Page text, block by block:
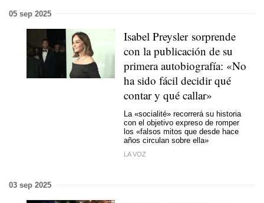
05 sep 2025
Isabel Preysler sorprende
con la publicación de su
primera autobiografía: «No
ha sido fácil decidir qué
contar y qué callar»
La «socialité» recorrerá su historia
con el objetivo expreso de romper
los «falsos mitos que desde hace
años circulan sobre ella»
LA VOZ
03 sep 2025